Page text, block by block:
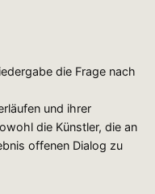
die Frage nach
und ihrer
die Künstler, die an
offenen Dialog zu